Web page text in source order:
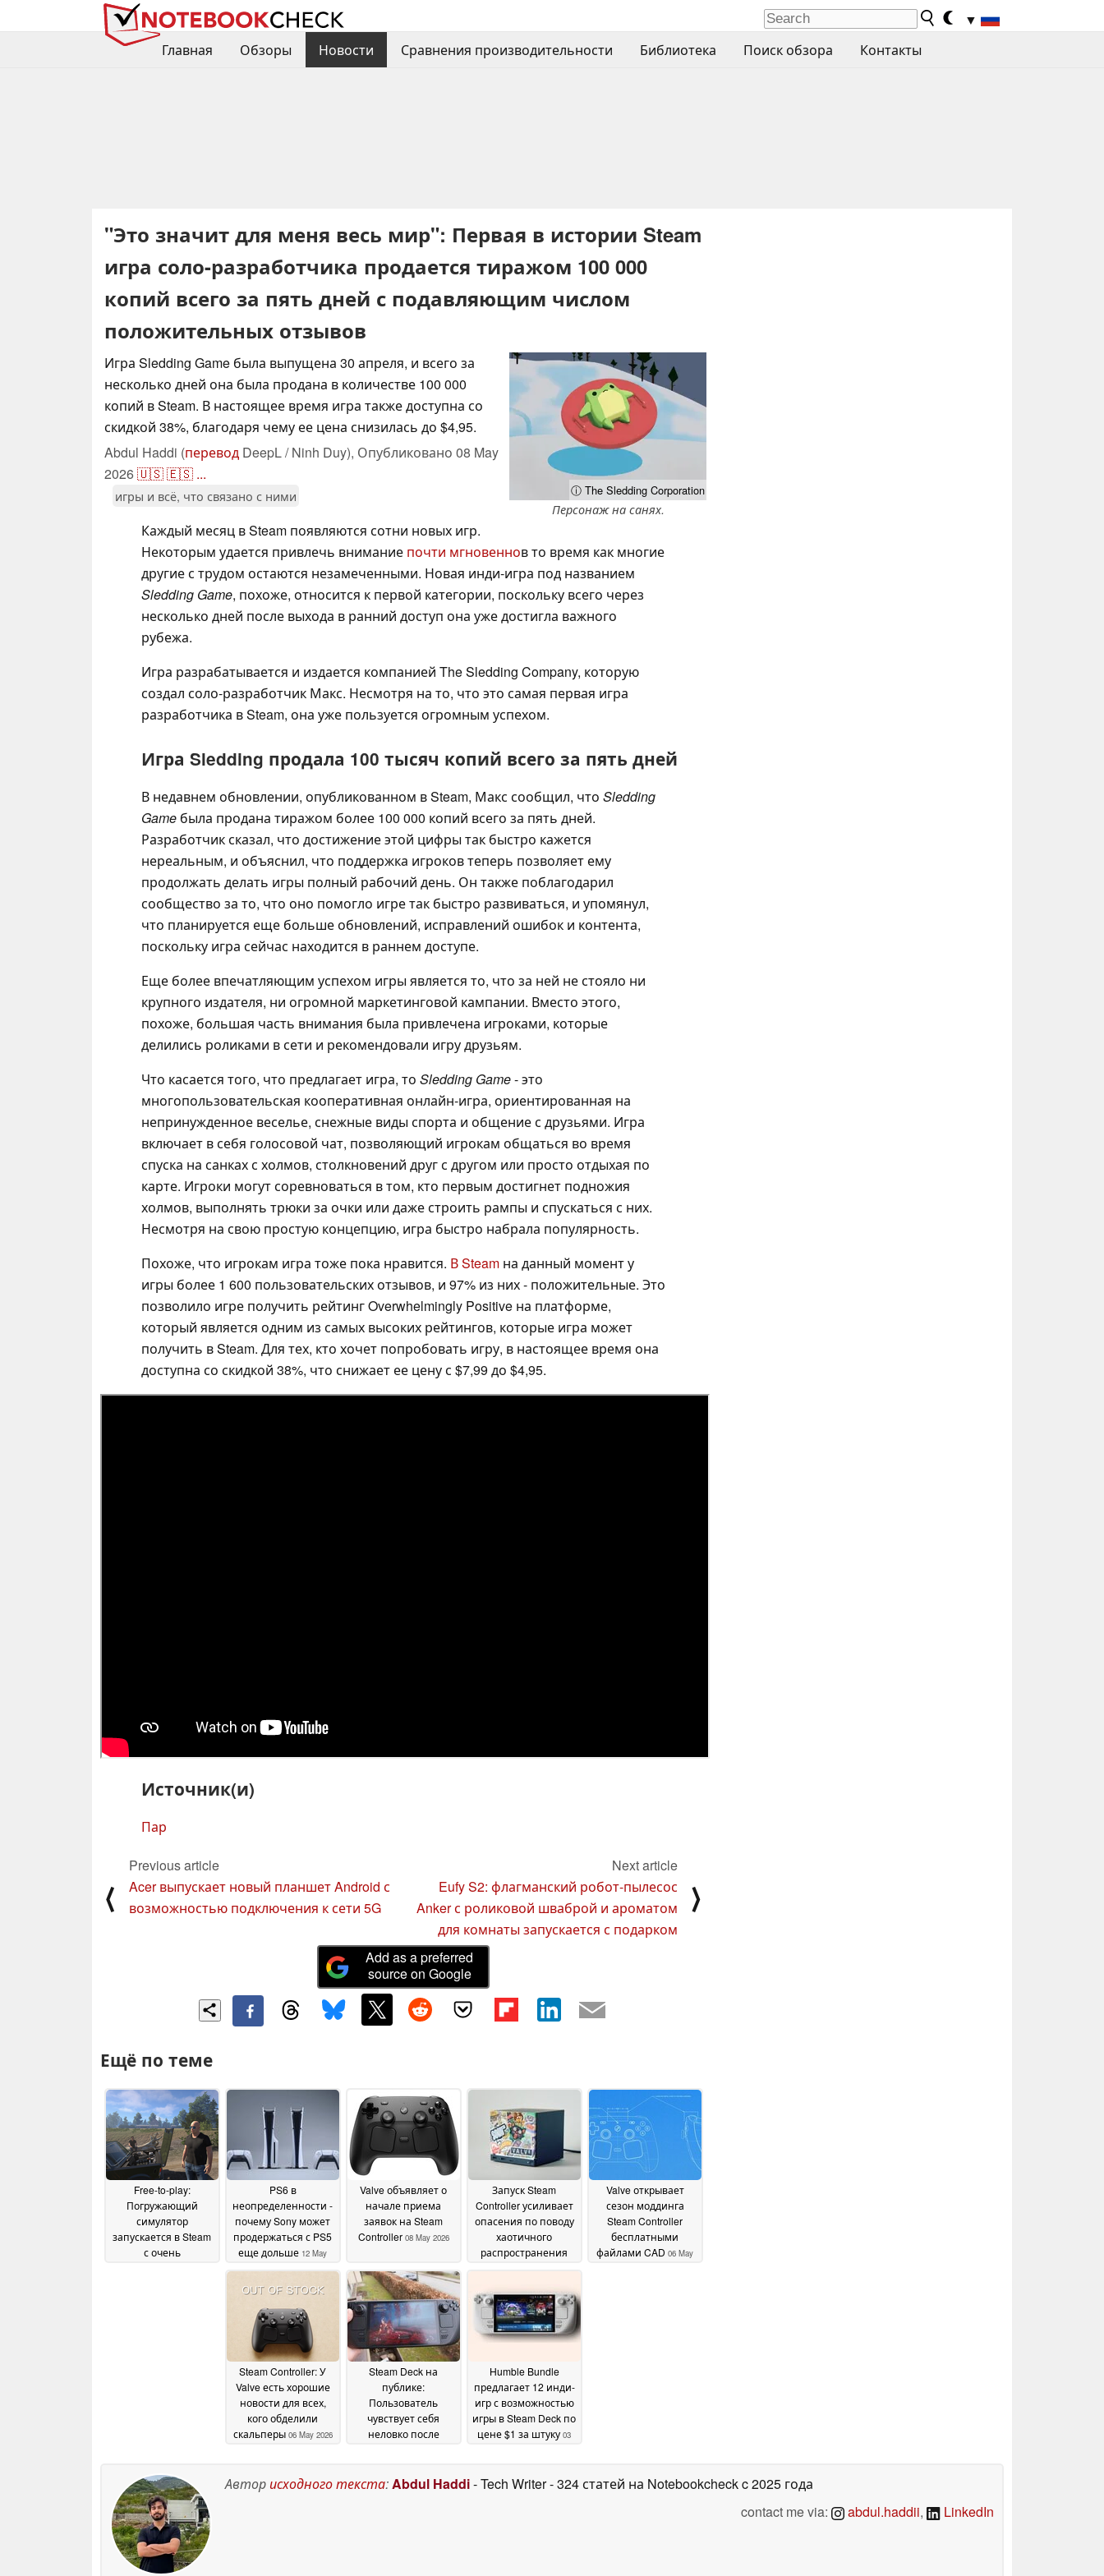
▼
Главная
Обзоры Новости Сравнения производительности Библиотека Поиск обзора Контакты
"Это значит для меня весь мир": Первая в истории Steam
игра соло-разработчика продается тиражом 100 000
копий всего за пять дней с подавляющим числом
положительных отзывов
ⓘ The Sledding Corporation
Персонаж на санях.
Игра Sledding Game была выпущена 30 апреля, и всего за
несколько дней она была продана в количестве 100 000
копий в Steam. В настоящее время игра также доступна со
скидкой 38%, благодаря чему ее цена снизилась до $4,95.
Abdul Haddi (перевод DeepL / Ninh Duy), Опубликовано 08 May
2026🇺🇸🇪🇸 ...
игры и всё, что связано с ними
Каждый месяц в Steam появляются сотни новых игр.
Некоторым удается привлечь внимание почти мгновеннов то время как многие
другие с трудом остаются незамеченными. Новая инди-игра под названием
Sledding Game, похоже, относится к первой категории, поскольку всего через
несколько дней после выхода в ранний доступ она уже достигла важного
рубежа.
Игра разрабатывается и издается компанией The Sledding Company, которую
создал соло-разработчик Макс. Несмотря на то, что это самая первая игра
разработчика в Steam, она уже пользуется огромным успехом.
Игра Sledding продала 100 тысяч копий всего за пять дней
В недавнем обновлении, опубликованном в Steam, Макс сообщил, что Sledding
Game была продана тиражом более 100 000 копий всего за пять дней.
Разработчик сказал, что достижение этой цифры так быстро кажется
нереальным, и объяснил, что поддержка игроков теперь позволяет ему
продолжать делать игры полный рабочий день. Он также поблагодарил
сообщество за то, что оно помогло игре так быстро развиваться, и упомянул,
что планируется еще больше обновлений, исправлений ошибок и контента,
поскольку игра сейчас находится в раннем доступе.
Еще более впечатляющим успехом игры является то, что за ней не стояло ни
крупного издателя, ни огромной маркетинговой кампании. Вместо этого,
похоже, большая часть внимания была привлечена игроками, которые
делились роликами в сети и рекомендовали игру друзьям.
Что касается того, что предлагает игра, то Sledding Game- это
многопользовательская кооперативная онлайн-игра, ориентированная на
непринужденное веселье, снежные виды спорта и общение с друзьями. Игра
включает в себя голосовой чат, позволяющий игрокам общаться во время
спуска на санках с холмов, столкновений друг с другом или просто отдыхая по
карте. Игроки могут соревноваться в том, кто первым достигнет подножия
холмов, выполнять трюки за очки или даже строить рампы и спускаться с них.
Несмотря на свою простую концепцию, игра быстро набрала популярность.
Похоже, что игрокам игра тоже пока нравится. В Steam на данный момент у
игры более 1 600 пользовательских отзывов, и 97% из них - положительные. Это
позволило игре получить рейтинг Overwhelmingly Positive на платформе,
который является одним из самых высоких рейтингов, которые игра может
получить в Steam. Для тех, кто хочет попробовать игру, в настоящее время она
доступна со скидкой 38%, что снижает ее цену с $7,99 до $4,95.
Источник(и)
Пар
⟨
Previous article
Acer выпускает новый планшет Android с
возможностью подключения к сети 5G
Next article
Eufy S2: флагманский робот-пылесос
Anker с роликовой шваброй и ароматом
для комнаты запускается с подарком
⟩
Add as a preferred
source on Google
Ещё по теме
Free-to-play:
Погружающий
симулятор
запускается в Steam
с очень
PS6 в
неопределенности -
почему Sony может
продержаться с PS5
еще дольше 12 May
2026
Valve объявляет о
начале приема
заявок на Steam
Controller 08 May 2026
Запуск Steam
Controller усиливает
опасения по поводу
хаотичного
распространения
06 May
Valve открывает
сезон моддинга
Steam Controller
бесплатными
файлами CAD 06 May
Steam Controller: У
Valve есть хорошие
новости для всех,
кого обделили
скальперы 06 May 2026
Steam Deck на
публике:
Пользователь
чувствует себя
неловко после
Humble Bundle
предлагает 12 инди-
игр с возможностью
игры в Steam Deck по
цене $1 за штуку 03
Авторисходного текста:Abdul Haddi- Tech Writer- 324 статей на Notebookcheckc 2025 года
contact me via:
abdul.haddii, LinkedIn